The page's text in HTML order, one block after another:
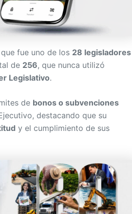
fue uno de los 28 legisladores
de 256, que nunca utilizó
Legislativo.
de bonos o subvenciones
destacando que su
y el cumplimiento de sus